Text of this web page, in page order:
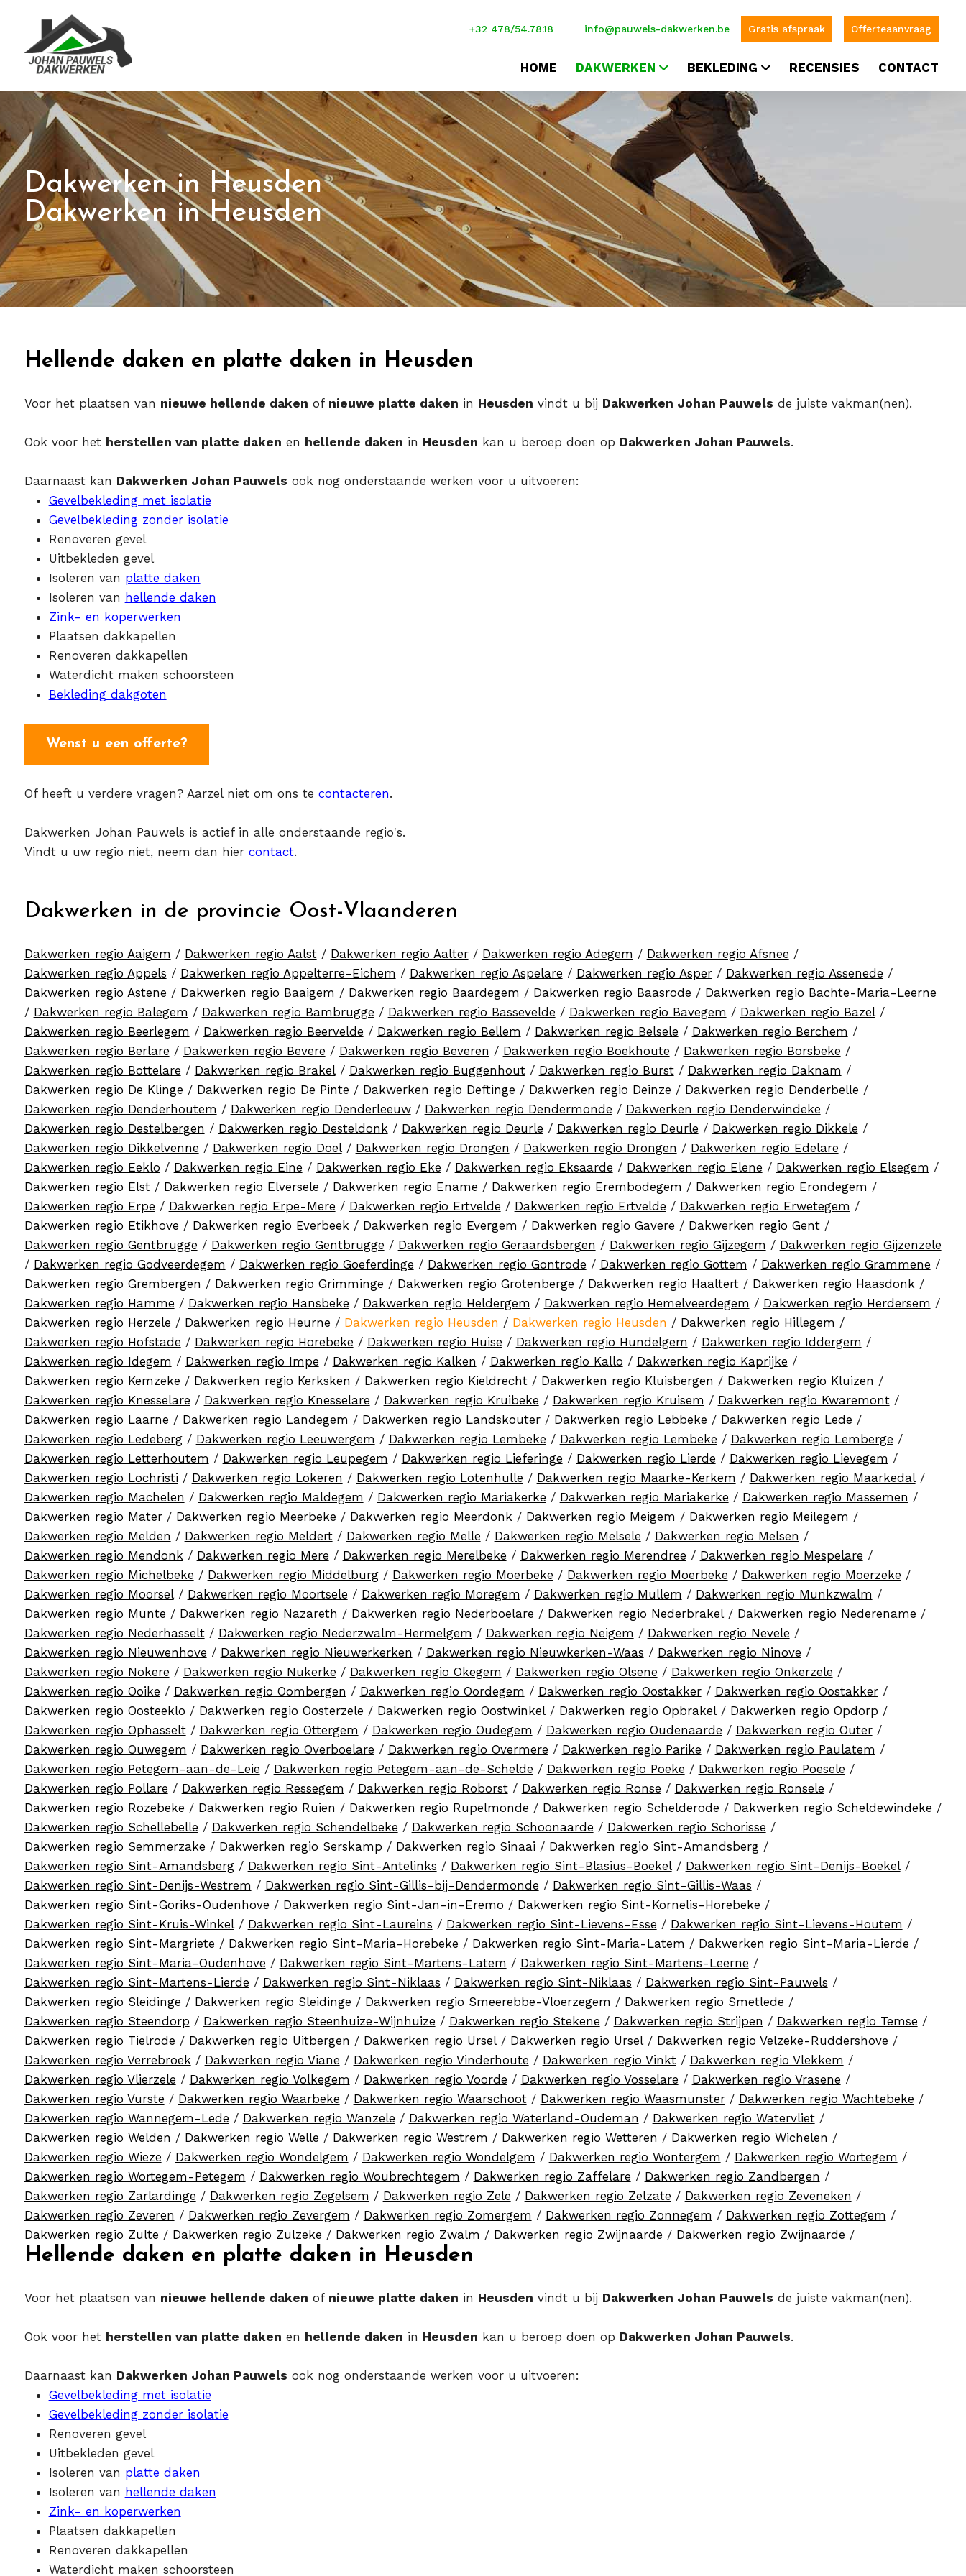
+32 478/54.78.18 info@pauwels-dakwerken.be Gratis afspraak Offerteaanvraag
HOME DAKWERKEN BEKLEDING RECENSIES CONTACT
Dakwerken in Heusden
Dakwerken in Heusden
Hellende daken en platte daken in Heusden
Voor het plaatsen van nieuwe hellende daken of nieuwe platte daken in Heusden vindt u bij Dakwerken Johan Pauwels de juiste vakman(nen).
Ook voor het herstellen van platte daken en hellende daken in Heusden kan u beroep doen op Dakwerken Johan Pauwels.
Daarnaast kan Dakwerken Johan Pauwels ook nog onderstaande werken voor u uitvoeren:
Gevelbekleding met isolatie
Gevelbekleding zonder isolatie
Renoveren gevel
Uitbekleden gevel
Isoleren van platte daken
Isoleren van hellende daken
Zink- en koperwerken
Plaatsen dakkapellen
Renoveren dakkapellen
Waterdicht maken schoorsteen
Bekleding dakgoten
Wenst u een offerte?
Of heeft u verdere vragen? Aarzel niet om ons te contacteren.
Dakwerken Johan Pauwels is actief in alle onderstaande regio's.
Vindt u uw regio niet, neem dan hier contact.
Dakwerken in de provincie Oost-Vlaanderen
Dakwerken regio Aaigem / Dakwerken regio Aalst/ Dakwerken regio Aalter/ Dakwerken regio Adegem / Dakwerken regio Afsnee /
Dakwerken regio Appels / Dakwerken regio Appelterre-Eichem / Dakwerken regio Aspelare / Dakwerken regio Asper/ Dakwerken regio Assenede /
Dakwerken regio Astene / Dakwerken regio Baaigem / Dakwerken regio Baardegem / Dakwerken regio Baasrode / Dakwerken regio Bachte-Maria-Leerne
/ Dakwerken regio Balegem / Dakwerken regio Bambrugge / Dakwerken regio Bassevelde / Dakwerken regio Bavegem / Dakwerken regio Bazel/
Dakwerken regio Beerlegem / Dakwerken regio Beervelde / Dakwerken regio Bellem / Dakwerken regio Belsele / Dakwerken regio Berchem /
Dakwerken regio Berlare / Dakwerken regio Bevere / Dakwerken regio Beveren / Dakwerken regio Boekhoute / Dakwerken regio Borsbeke /
Dakwerken regio Bottelare / Dakwerken regio Brakel/ Dakwerken regio Buggenhout/ Dakwerken regio Burst/ Dakwerken regio Daknam /
Dakwerken regio De Klinge / Dakwerken regio De Pinte / Dakwerken regio Deftinge / Dakwerken regio Deinze / Dakwerken regio Denderbelle /
Dakwerken regio Denderhoutem / Dakwerken regio Denderleeuw/ Dakwerken regio Dendermonde / Dakwerken regio Denderwindeke /
Dakwerken regio Destelbergen / Dakwerken regio Desteldonk / Dakwerken regio Deurle / Dakwerken regio Deurle / Dakwerken regio Dikkele /
Dakwerken regio Dikkelvenne / Dakwerken regio Doel/ Dakwerken regio Drongen / Dakwerken regio Drongen / Dakwerken regio Edelare /
Dakwerken regio Eeklo / Dakwerken regio Eine / Dakwerken regio Eke / Dakwerken regio Eksaarde / Dakwerken regio Elene / Dakwerken regio Elsegem /
Dakwerken regio Elst/ Dakwerken regio Elversele / Dakwerken regio Ename / Dakwerken regio Erembodegem / Dakwerken regio Erondegem /
Dakwerken regio Erpe / Dakwerken regio Erpe-Mere / Dakwerken regio Ertvelde / Dakwerken regio Ertvelde / Dakwerken regio Erwetegem /
Dakwerken regio Etikhove / Dakwerken regio Everbeek / Dakwerken regio Evergem / Dakwerken regio Gavere / Dakwerken regio Gent/
Dakwerken regio Gentbrugge / Dakwerken regio Gentbrugge / Dakwerken regio Geraardsbergen / Dakwerken regio Gijzegem / Dakwerken regio Gijzenzele
/ Dakwerken regio Godveerdegem / Dakwerken regio Goeferdinge / Dakwerken regio Gontrode / Dakwerken regio Gottem / Dakwerken regio Grammene /
Dakwerken regio Grembergen / Dakwerken regio Grimminge / Dakwerken regio Grotenberge / Dakwerken regio Haaltert/ Dakwerken regio Haasdonk /
Dakwerken regio Hamme / Dakwerken regio Hansbeke / Dakwerken regio Heldergem / Dakwerken regio Hemelveerdegem / Dakwerken regio Herdersem /
Dakwerken regio Herzele / Dakwerken regio Heurne / Dakwerken regio Heusden / Dakwerken regio Heusden / Dakwerken regio Hillegem /
Dakwerken regio Hofstade / Dakwerken regio Horebeke / Dakwerken regio Huise / Dakwerken regio Hundelgem / Dakwerken regio Iddergem /
Dakwerken regio Idegem / Dakwerken regio Impe / Dakwerken regio Kalken / Dakwerken regio Kallo / Dakwerken regio Kaprijke /
Dakwerken regio Kemzeke / Dakwerken regio Kerksken / Dakwerken regio Kieldrecht/ Dakwerken regio Kluisbergen / Dakwerken regio Kluizen /
Dakwerken regio Knesselare / Dakwerken regio Knesselare / Dakwerken regio Kruibeke / Dakwerken regio Kruisem / Dakwerken regio Kwaremont/
Dakwerken regio Laarne / Dakwerken regio Landegem / Dakwerken regio Landskouter/ Dakwerken regio Lebbeke / Dakwerken regio Lede /
Dakwerken regio Ledeberg/ Dakwerken regio Leeuwergem / Dakwerken regio Lembeke / Dakwerken regio Lembeke / Dakwerken regio Lemberge /
Dakwerken regio Letterhoutem / Dakwerken regio Leupegem / Dakwerken regio Lieferinge / Dakwerken regio Lierde / Dakwerken regio Lievegem /
Dakwerken regio Lochristi / Dakwerken regio Lokeren / Dakwerken regio Lotenhulle / Dakwerken regio Maarke-Kerkem / Dakwerken regio Maarkedal/
Dakwerken regio Machelen / Dakwerken regio Maldegem / Dakwerken regio Mariakerke / Dakwerken regio Mariakerke / Dakwerken regio Massemen /
Dakwerken regio Mater/ Dakwerken regio Meerbeke / Dakwerken regio Meerdonk / Dakwerken regio Meigem / Dakwerken regio Meilegem /
Dakwerken regio Melden / Dakwerken regio Meldert/ Dakwerken regio Melle / Dakwerken regio Melsele / Dakwerken regio Melsen /
Dakwerken regio Mendonk / Dakwerken regio Mere / Dakwerken regio Merelbeke / Dakwerken regio Merendree / Dakwerken regio Mespelare /
Dakwerken regio Michelbeke / Dakwerken regio Middelburg/ Dakwerken regio Moerbeke / Dakwerken regio Moerbeke / Dakwerken regio Moerzeke /
Dakwerken regio Moorsel/ Dakwerken regio Moortsele / Dakwerken regio Moregem / Dakwerken regio Mullem / Dakwerken regio Munkzwalm /
Dakwerken regio Munte / Dakwerken regio Nazareth / Dakwerken regio Nederboelare / Dakwerken regio Nederbrakel/ Dakwerken regio Nederename /
Dakwerken regio Nederhasselt/ Dakwerken regio Nederzwalm-Hermelgem / Dakwerken regio Neigem / Dakwerken regio Nevele /
Dakwerken regio Nieuwenhove / Dakwerken regio Nieuwerkerken / Dakwerken regio Nieuwkerken-Waas / Dakwerken regio Ninove /
Dakwerken regio Nokere / Dakwerken regio Nukerke / Dakwerken regio Okegem / Dakwerken regio Olsene / Dakwerken regio Onkerzele /
Dakwerken regio Ooike / Dakwerken regio Oombergen / Dakwerken regio Oordegem / Dakwerken regio Oostakker/ Dakwerken regio Oostakker/
Dakwerken regio Oosteeklo / Dakwerken regio Oosterzele / Dakwerken regio Oostwinkel/ Dakwerken regio Opbrakel/ Dakwerken regio Opdorp /
Dakwerken regio Ophasselt/ Dakwerken regio Ottergem / Dakwerken regio Oudegem / Dakwerken regio Oudenaarde / Dakwerken regio Outer/
Dakwerken regio Ouwegem / Dakwerken regio Overboelare / Dakwerken regio Overmere / Dakwerken regio Parike / Dakwerken regio Paulatem /
Dakwerken regio Petegem-aan-de-Leie / Dakwerken regio Petegem-aan-de-Schelde / Dakwerken regio Poeke / Dakwerken regio Poesele /
Dakwerken regio Pollare / Dakwerken regio Ressegem / Dakwerken regio Roborst/ Dakwerken regio Ronse / Dakwerken regio Ronsele /
Dakwerken regio Rozebeke / Dakwerken regio Ruien / Dakwerken regio Rupelmonde / Dakwerken regio Schelderode / Dakwerken regio Scheldewindeke /
Dakwerken regio Schellebelle / Dakwerken regio Schendelbeke / Dakwerken regio Schoonaarde / Dakwerken regio Schorisse /
Dakwerken regio Semmerzake / Dakwerken regio Serskamp / Dakwerken regio Sinaai / Dakwerken regio Sint-Amandsberg/
Dakwerken regio Sint-Amandsberg/ Dakwerken regio Sint-Antelinks / Dakwerken regio Sint-Blasius-Boekel/ Dakwerken regio Sint-Denijs-Boekel/
Dakwerken regio Sint-Denijs-Westrem / Dakwerken regio Sint-Gillis-bij-Dendermonde / Dakwerken regio Sint-Gillis-Waas /
Dakwerken regio Sint-Goriks-Oudenhove / Dakwerken regio Sint-Jan-in-Eremo / Dakwerken regio Sint-Kornelis-Horebeke /
Dakwerken regio Sint-Kruis-Winkel/ Dakwerken regio Sint-Laureins / Dakwerken regio Sint-Lievens-Esse / Dakwerken regio Sint-Lievens-Houtem /
Dakwerken regio Sint-Margriete / Dakwerken regio Sint-Maria-Horebeke / Dakwerken regio Sint-Maria-Latem / Dakwerken regio Sint-Maria-Lierde /
Dakwerken regio Sint-Maria-Oudenhove / Dakwerken regio Sint-Martens-Latem / Dakwerken regio Sint-Martens-Leerne /
Dakwerken regio Sint-Martens-Lierde / Dakwerken regio Sint-Niklaas / Dakwerken regio Sint-Niklaas / Dakwerken regio Sint-Pauwels /
Dakwerken regio Sleidinge / Dakwerken regio Sleidinge / Dakwerken regio Smeerebbe-Vloerzegem / Dakwerken regio Smetlede /
Dakwerken regio Steendorp / Dakwerken regio Steenhuize-Wijnhuize / Dakwerken regio Stekene / Dakwerken regio Strijpen / Dakwerken regio Temse /
Dakwerken regio Tielrode / Dakwerken regio Uitbergen / Dakwerken regio Ursel/ Dakwerken regio Ursel/ Dakwerken regio Velzeke-Ruddershove /
Dakwerken regio Verrebroek / Dakwerken regio Viane / Dakwerken regio Vinderhoute / Dakwerken regio Vinkt/ Dakwerken regio Vlekkem /
Dakwerken regio Vlierzele / Dakwerken regio Volkegem / Dakwerken regio Voorde / Dakwerken regio Vosselare / Dakwerken regio Vrasene /
Dakwerken regio Vurste / Dakwerken regio Waarbeke / Dakwerken regio Waarschoot/ Dakwerken regio Waasmunster/ Dakwerken regio Wachtebeke /
Dakwerken regio Wannegem-Lede / Dakwerken regio Wanzele / Dakwerken regio Waterland-Oudeman / Dakwerken regio Watervliet/
Dakwerken regio Welden / Dakwerken regio Welle / Dakwerken regio Westrem / Dakwerken regio Wetteren / Dakwerken regio Wichelen /
Dakwerken regio Wieze / Dakwerken regio Wondelgem / Dakwerken regio Wondelgem / Dakwerken regio Wontergem / Dakwerken regio Wortegem /
Dakwerken regio Wortegem-Petegem / Dakwerken regio Woubrechtegem / Dakwerken regio Zaffelare / Dakwerken regio Zandbergen /
Dakwerken regio Zarlardinge / Dakwerken regio Zegelsem / Dakwerken regio Zele / Dakwerken regio Zelzate / Dakwerken regio Zeveneken /
Dakwerken regio Zeveren / Dakwerken regio Zevergem / Dakwerken regio Zomergem / Dakwerken regio Zonnegem / Dakwerken regio Zottegem /
Dakwerken regio Zulte / Dakwerken regio Zulzeke / Dakwerken regio Zwalm / Dakwerken regio Zwijnaarde / Dakwerken regio Zwijnaarde /
Hellende daken en platte daken in Heusden
Voor het plaatsen van nieuwe hellende daken of nieuwe platte daken in Heusden vindt u bij Dakwerken Johan Pauwels de juiste vakman(nen).
Ook voor het herstellen van platte daken en hellende daken in Heusden kan u beroep doen op Dakwerken Johan Pauwels.
Daarnaast kan Dakwerken Johan Pauwels ook nog onderstaande werken voor u uitvoeren:
Gevelbekleding met isolatie
Gevelbekleding zonder isolatie
Renoveren gevel
Uitbekleden gevel
Isoleren van platte daken
Isoleren van hellende daken
Zink- en koperwerken
Plaatsen dakkapellen
Renoveren dakkapellen
Waterdicht maken schoorsteen